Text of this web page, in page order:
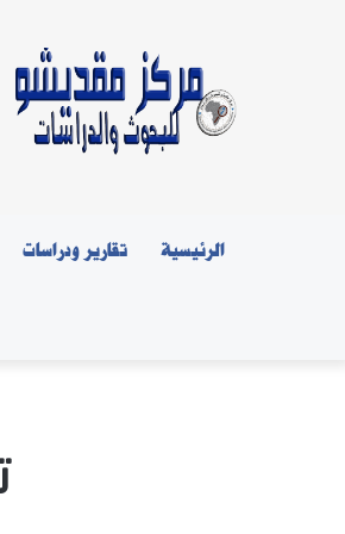
الرئيسية تقارير ودراسات